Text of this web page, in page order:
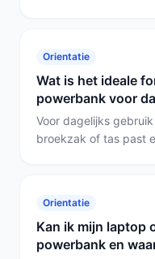
een model met
lokale handleiding
Solar 20000 mAh met
terughoudend bij
zoals de Solar
Orientatie
Wat is het ideale
powerbank voor
Voor dagelijks
broekzak of tas past
als je meerdere
het wat zwaarder
Orientatie
Kan ik mijn laptop
powerbank en